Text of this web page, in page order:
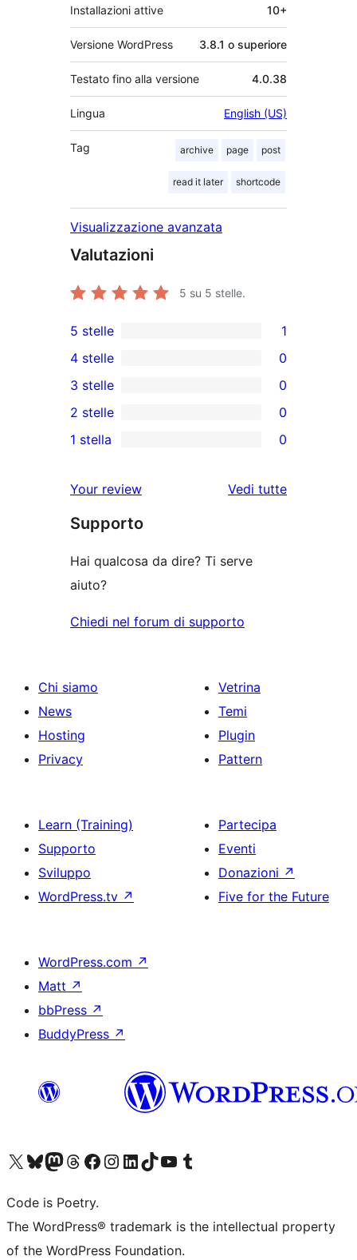
Installazioni attive 10+
Versione WordPress 3.8.1 o superiore
Testato fino alla versione 4.0.38
Lingua English (US)
Tag archive page post
read it later shortcode
Visualizzazione avanzata
Valutazioni
5 su 5 stelle.
1
5-
recensioni
a
stelle
5 stelle 1
recensioni
a
4-
4 stelle 0
0
recensioni
a
stelle
3 stelle 0
recensioni
2-
stelle
2 stelle 0
a
1-
1 stella 0
Your review
Vedi tutte
Supporto
Hai qualcosa da dire? Ti serve
aiuto?
Chiedi nel forum di supporto
Chi siamo
News
Hosting
Privacy
Vetrina
Temi
Plugin
Pattern
Learn (Training)
Supporto
Sviluppo
WordPress.tv ↗
Partecipa
Eventi
Donazioni ↗
Five for the Future
WordPress.com ↗
Matt ↗
bbPress ↗
BuddyPress ↗
Visita il nostro account X (ex Twitter)
Visita il nostro account Bluesky
Visita il nostro account Mastodon
Visita il nostro account Threads
Visita la nostra pagina Facebook
Visita il nostro account Instagram
Visita il nostro account LinkedIn
Visita il nostro account TikTok
Visita il nostro canale YouTube
Visita il nostro account Tumblr
Code is Poetry.
The WordPress® trademark is the intellectual property
of the WordPress Foundation.